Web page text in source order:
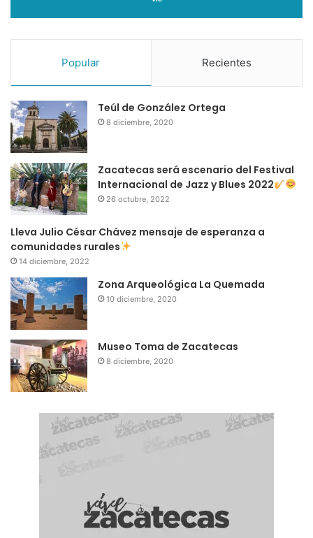
Popular Recientes
Teúl de González Ortega
8 diciembre, 2020
Zacatecas será escenario del Festival
Internacional de Jazz y Blues 2022
26 octubre, 2022
Lleva Julio César Chávez mensaje de esperanza a
comunidades rurales
14 diciembre, 2022
Zona Arqueológica La Quemada
10 diciembre, 2020
Museo Toma de Zacatecas
8 diciembre, 2020